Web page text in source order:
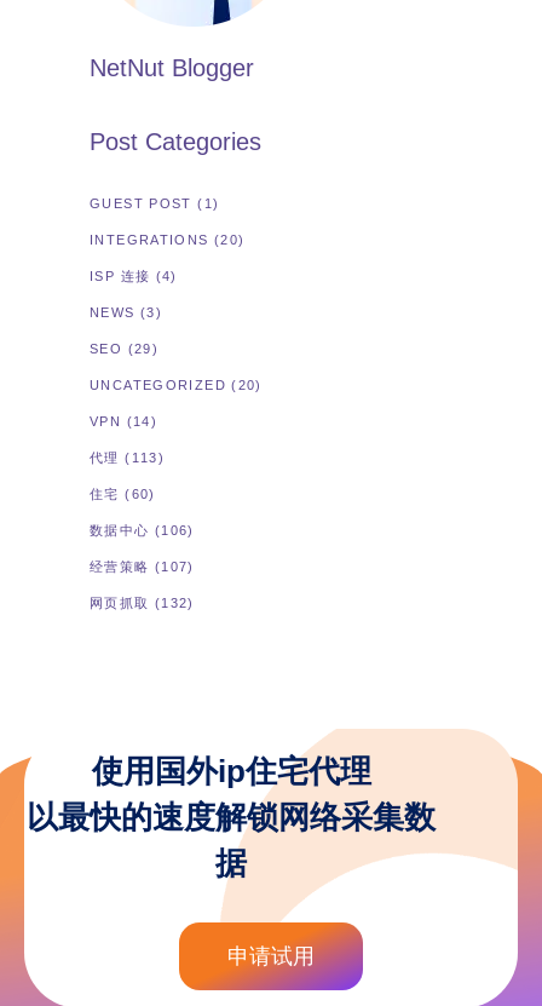
NetNut Blogger
Post Categories
GUEST POST (1)
INTEGRATIONS (20)
ISP 连接 (4)
NEWS (3)
SEO (29)
UNCATEGORIZED (20)
VPN (14)
代理 (113)
住宅 (60)
数据中心 (106)
经营策略 (107)
网页抓取 (132)
使用国外ip住宅代理
以最快的速度解锁网络采集数
据
申请试用